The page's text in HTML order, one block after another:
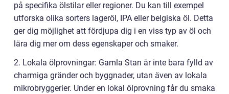
på specifika ölstilar eller regioner. Du kan till exempel
utforska olika sorters lageröl, IPA eller belgiska öl. Detta
ger dig möjlighet att fördjupa dig i en viss typ av öl och
lära dig mer om dess egenskaper och smaker.
2. Lokala ölprovningar: Gamla Stan är inte bara fylld av
charmiga gränder och byggnader, utan även av lokala
mikrobryggerier. Under en lokal ölprovning får du smaka